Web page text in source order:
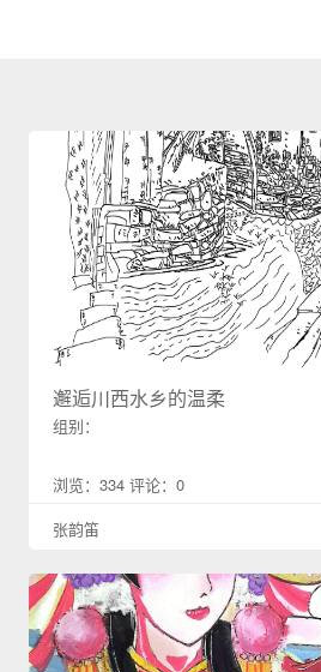
邂逅川西水乡的温柔
组别：
浏览：334 评论：0
张韵笛